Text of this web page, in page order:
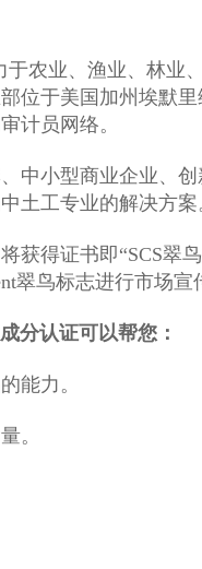
于农业、渔业、林
位于美国加州埃默
计员网络。
中小型商业企业、
土工专业的解决方案
获得证书即“SCS翠
翠鸟标志进行市场宣
分认证可以帮您：
能力。
。